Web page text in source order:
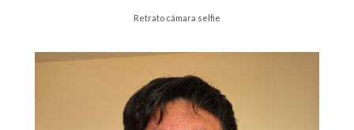
Retrato cámara selfie